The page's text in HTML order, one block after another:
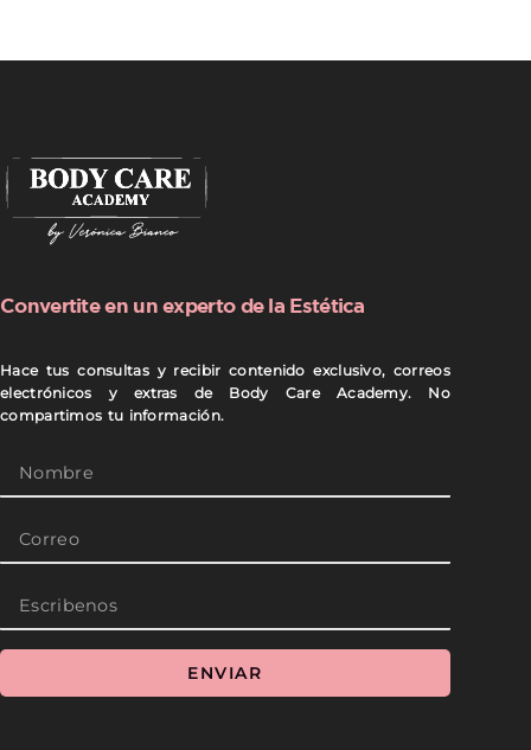
Convertite en un experto de la Estética
Hace tus consultas y recibir contenido exclusivo, correos
electrónicos y extras de Body Care Academy. No
compartimos tu información.
Escribenos
ENVIAR